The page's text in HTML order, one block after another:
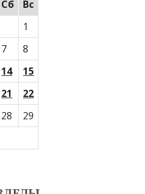
Сб
Вс
1
7
8
14
15
21
22
28
29